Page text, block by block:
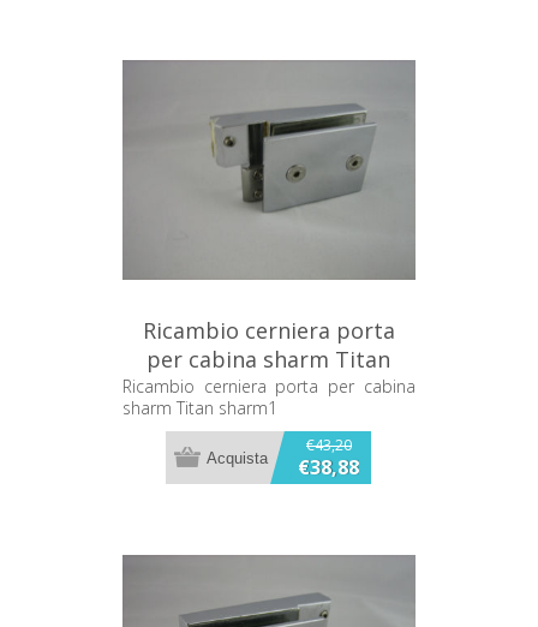
Ricambio cerniera porta
per cabina sharm Titan
sharm1
Ricambio cerniera porta per cabina
sharm Titan sharm1
€43,20
€38,88